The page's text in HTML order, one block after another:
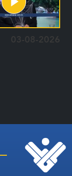
03-08-2026